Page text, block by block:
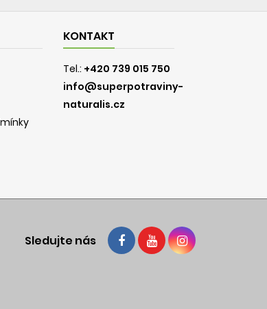
KONTAKT
Tel.: +420 739 015 750
info@superpotraviny-
naturalis.cz
Sledujte nás